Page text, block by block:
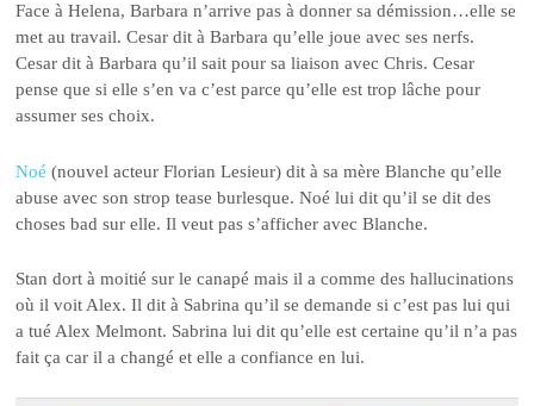
Face à Helena, Barbara n’arrive pas à donner sa démission…elle se
met au travail. Cesar dit à Barbara qu’elle joue avec ses nerfs.
Cesar dit à Barbara qu’il sait pour sa liaison avec Chris. Cesar
pense que si elle s’en va c’est parce qu’elle est trop lâche pour
assumer ses choix.
Noé (nouvel acteur Florian Lesieur) dit à sa mère Blanche qu’elle
abuse avec son strop tease burlesque. Noé lui dit qu’il se dit des
choses bad sur elle. Il veut pas s’afficher avec Blanche.
Stan dort à moitié sur le canapé mais il a comme des hallucinations
où il voit Alex. Il dit à Sabrina qu’il se demande si c’est pas lui qui
a tué Alex Melmont. Sabrina lui dit qu’elle est certaine qu’il n’a pas
fait ça car il a changé et elle a confiance en lui.